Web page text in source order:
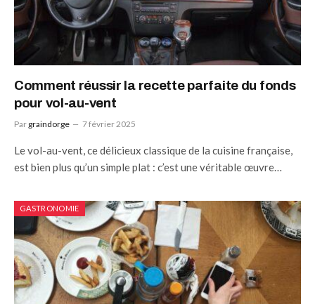
Comment réussir la recette parfaite du fonds
pour vol-au-vent
Par graindorge 7 février 2025
Le vol-au-vent, ce délicieux classique de la cuisine française,
est bien plus qu’un simple plat : c’est une véritable œuvre…
GASTRONOMIE